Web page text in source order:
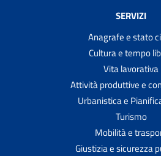
SERVIZI
Anagrafe e stato
Cultura e tempo
Vita lavorativa
Attività produttive e
Urbanistica e
Turismo
Mobilità e
Giustizia e sicurezza